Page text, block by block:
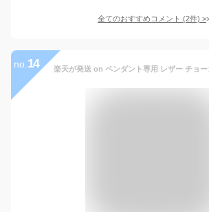
全てのおすすめコメント (2件) >
no. 14